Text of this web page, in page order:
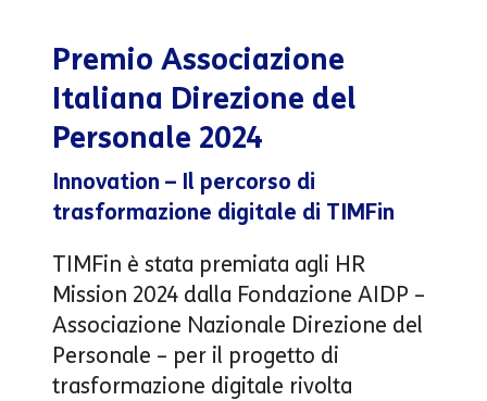
Premio Associazione
Italiana Direzione del
Personale 2024
Innovation – Il percorso di
trasformazione digitale di TIMFin
TIMFin è stata premiata agli HR
Mission 2024 dalla Fondazione AIDP –
Associazione Nazionale Direzione del
Personale – per il progetto di
trasformazione digitale rivolta